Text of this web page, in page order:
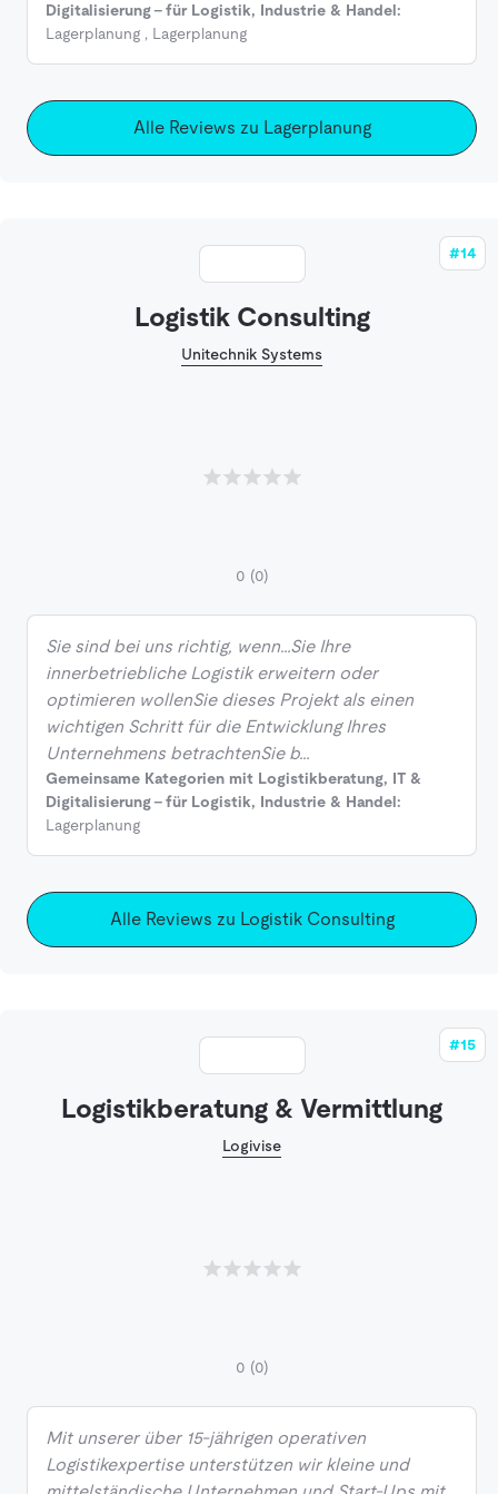
Digitalisierung - für Logistik, Industrie & Handel:
Lagerplanung , Lagerplanung
Alle Reviews zu Lagerplanung
#14
Logistik Consulting
Unitechnik Systems
0 (0)
Sie sind bei uns richtig, wenn…Sie Ihre
innerbetriebliche Logistik erweitern oder
optimieren wollenSie dieses Projekt als einen
wichtigen Schritt für die Entwicklung Ihres
Unternehmens betrachtenSie b…
Gemeinsame Kategorien mit Logistikberatung, IT &
Digitalisierung - für Logistik, Industrie & Handel:
Lagerplanung
Alle Reviews zu Logistik Consulting
#15
Logistikberatung & Vermittlung
Logivise
0 (0)
Mit unserer über 15-jährigen operativen
Logistikexpertise unterstützen wir kleine und